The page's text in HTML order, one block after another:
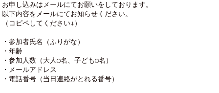
お申し込みはメールにてお願いをしております。
以下内容をメールにてお知らせください。
（コピペしてください↓）
・参加者氏名（ふりがな）
・年齢
・参加人数（大人○名、子ども○名）
・メールアドレス
・電話番号（当日連絡がとれる番号）